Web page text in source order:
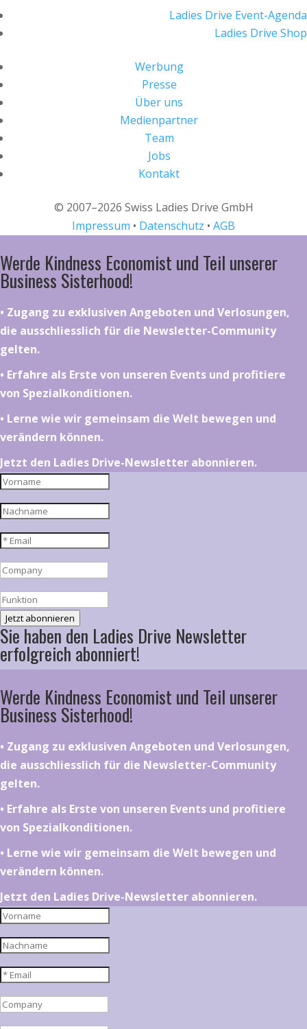
Ladies Drive Event-Agenda
Ladies Drive Shop
Werbung
Presse
Über uns
Medienpartner
Team
Jobs
Kontakt
© 2007–2026 Swiss Ladies Drive GmbH
Impressum • Datenschutz • AGB
Werde Kindness Economist und Teil unserer
Business Sisterhood!
•⁠ ⁠⁠Zugang zu exklusiven Angeboten und Verlosungen,
die ausschliesslich für die Newsletter-Community
gelten.
•⁠ ⁠⁠Erfahre als Erste von unseren Events und profitiere
von Spezialkonditionen.
•⁠ ⁠⁠Lerne wie wir gemeinsam die Welt bewegen und
verändern können.
Jetzt den Ladies Drive-Newsletter abonnieren.
Jetzt abonnieren
Sie haben den Ladies Drive Newsletter
erfolgreich abonniert!
Werde Kindness Economist und Teil unserer
Business Sisterhood!
•⁠ ⁠⁠Zugang zu exklusiven Angeboten und Verlosungen,
die ausschliesslich für die Newsletter-Community
gelten.
•⁠ ⁠⁠Erfahre als Erste von unseren Events und profitiere
von Spezialkonditionen.
•⁠ ⁠⁠Lerne wie wir gemeinsam die Welt bewegen und
verändern können.
Jetzt den Ladies Drive-Newsletter abonnieren.